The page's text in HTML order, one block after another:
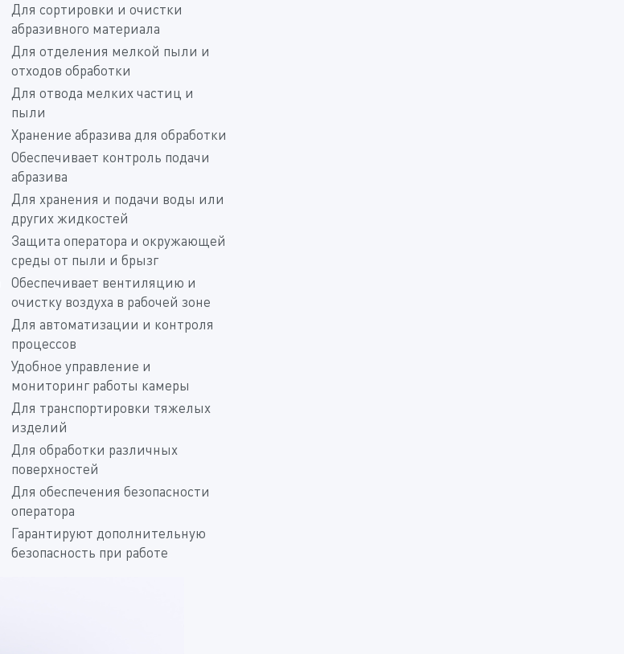
Для сортировки и очистки
абразивного материала
Для отделения мелкой пыли и
отходов обработки
Для отвода мелких частиц и
пыли
Хранение абразива для обработки
Обеспечивает контроль подачи
абразива
Для хранения и подачи воды или
других жидкостей
Защита оператора и окружающей
среды от пыли и брызг
Обеспечивает вентиляцию и
очистку воздуха в рабочей зоне
Для автоматизации и контроля
процессов
Удобное управление и
мониторинг работы камеры
Для транспортировки тяжелых
изделий
Для обработки различных
поверхностей
Для обеспечения безопасности
оператора
Гарантируют дополнительную
безопасность при работе